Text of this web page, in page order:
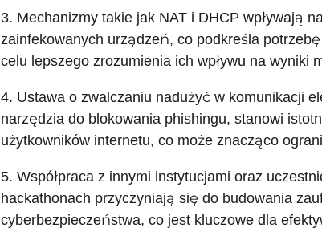
3. Mechanizmy takie jak NAT i DHCP wpływają
zainfekowanych urządzeń, co podkreśla
celu lepszego zrozumienia ich wpływu na wyniki
4. Ustawa o zwalczaniu nadużyć w komunikacji
narzędzia do blokowania phishingu, stanowi
użytkowników internetu, co może znacząco
5. Współpraca z innymi instytucjami oraz
hackathonach przyczyniają się do budowania
cyberbezpieczeństwa, co jest kluczowe dla